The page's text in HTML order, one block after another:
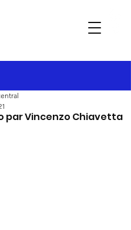
par Vincenzo Chiavetta